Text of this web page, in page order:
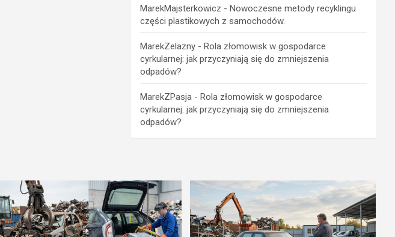
MarekMajsterkowicz - Nowoczesne metody recyklingu
części plastikowych z samochodów.
MarekZelazny - Rola złomowisk w gospodarce
cyrkularnej: jak przyczyniają się do zmniejszenia
odpadów?
MarekZPasja - Rola złomowisk w gospodarce
cyrkularnej: jak przyczyniają się do zmniejszenia
odpadów?